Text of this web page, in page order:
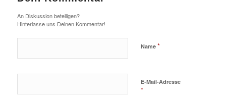
An Diskussion beteiligen?
Hinterlasse uns Deinen Kommentar!
Name *
E-Mail-Adresse
*